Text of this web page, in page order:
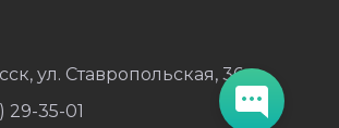
ул. Ставропольская, 36
29-35-01